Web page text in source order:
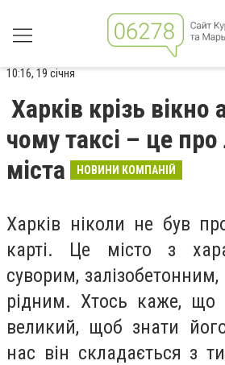
10:16, 19 січня
Харків крізь вікно
чому таксі – це
міста
НОВИНИ КОМПАНІЙ
Харків ніколи не був
карті. Це місто з
суворим,
рідним. Хтось каже, що
великий, щоб знати
нас він складається з